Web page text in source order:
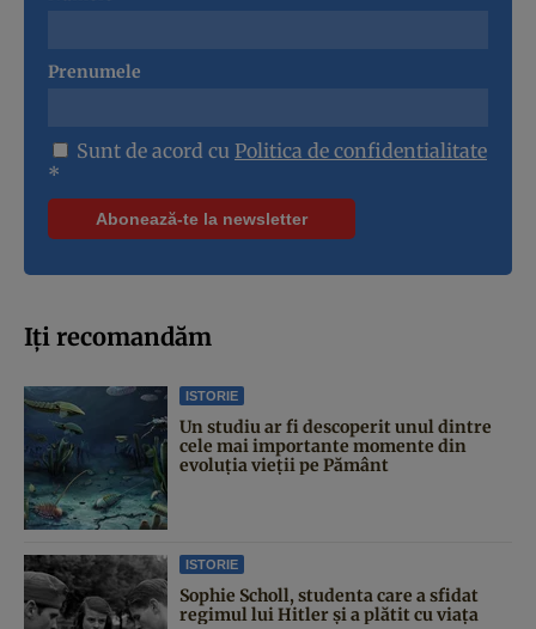
Prenumele
Sunt de acord cu Politica de confidentialitate
*
Iți recomandăm
ISTORIE
Un studiu ar fi descoperit unul dintre
cele mai importante momente din
evoluția vieții pe Pământ
ISTORIE
Sophie Scholl, studenta care a sfidat
regimul lui Hitler și a plătit cu viața